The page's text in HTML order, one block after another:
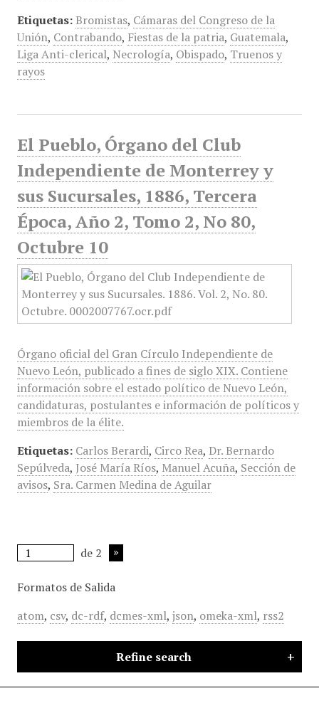
Etiquetas: Bromistas, Cámaras del Congreso de la
Unión, Contrabando, Fiestas de la patria, Guatemala,
Liga Anti-clerical, Necrología, Obispado, Truenos y
rayos
El Pueblo, Órgano del Club
Independiente de Monterrey y
sus Sucursales, 1886, Tercera
Época, Año 2, Tomo 2, No 80,
Octubre 10
Órgano oficial del Gran Círculo Independiente de
Nuevo León, publicado a fines de siglo XIX. Contiene
información sobre el estado político de Nuevo León,
candidaturas, postulantes e información de políticos y
miembros de la élite.
Etiquetas: Carlos Berardi, Circo Rea, Dr. Bernardo
Sepúlveda, José María Ríos, Manuel Acuña, Sección de
avisos, Sra. Carmen Medina de Aguilar
de 2
Formatos de Salida
atom, csv, dc-rdf, dcmes-xml, json, omeka-xml, rss2
Refine search